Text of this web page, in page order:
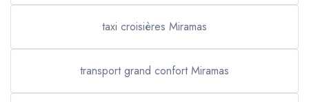
taxi croisières Miramas
transport grand confort Miramas